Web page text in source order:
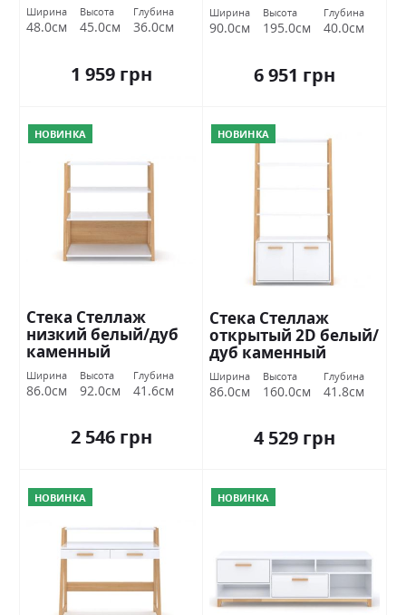
Ширина
48.0см
Высота
45.0см
Глубина
36.0см
1 959 грн
Ширина
90.0см
Высота
195.0см
Глубина
40.0см
6 951 грн
НОВИНКА
Стека Стеллаж
низкий белый/дуб
каменный
Ширина
86.0см
Высота
92.0см
Глубина
41.6см
2 546 грн
НОВИНКА
Стека Стеллаж
открытый 2D белый/
дуб каменный
Ширина
86.0см
Высота
160.0см
Глубина
41.8см
4 529 грн
НОВИНКА НОВИНКА